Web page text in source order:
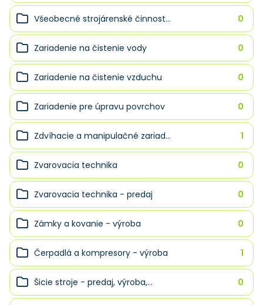
Všeobecné strojárenské činnost... 0
Zariadenie na čistenie vody 0
Zariadenie na čistenie vzduchu 0
Zariadenie pre úpravu povrchov 0
Zdvíhacie a manipulačné zariad... 1
Zvarovacia technika 0
Zvarovacia technika - predaj 0
Zámky a kovanie - výroba 0
Čerpadlá a kompresory - výroba 1
Šicie stroje - predaj, výroba,... 0